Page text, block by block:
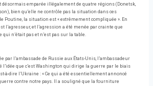
désormais emparée illégalement de quatre régions (Donetsk,
bien qu’elle ne contrôle pas la situation dans ces
Poutine, la situation est « extrêmement compliquée ». En
l’agresseur, et l’agression a été menée par crainte que
qui n’était pas et n’est pas sur la table.
par l’ambassade de Russie aux États-Unis, l’ambassadeur
que c’est Washington qui dirige la guerre par le biais
à-dire l’Ukraine : « Ce qui a été essentiellement annoncé
contre notre pays. Il a souligné que la fourniture